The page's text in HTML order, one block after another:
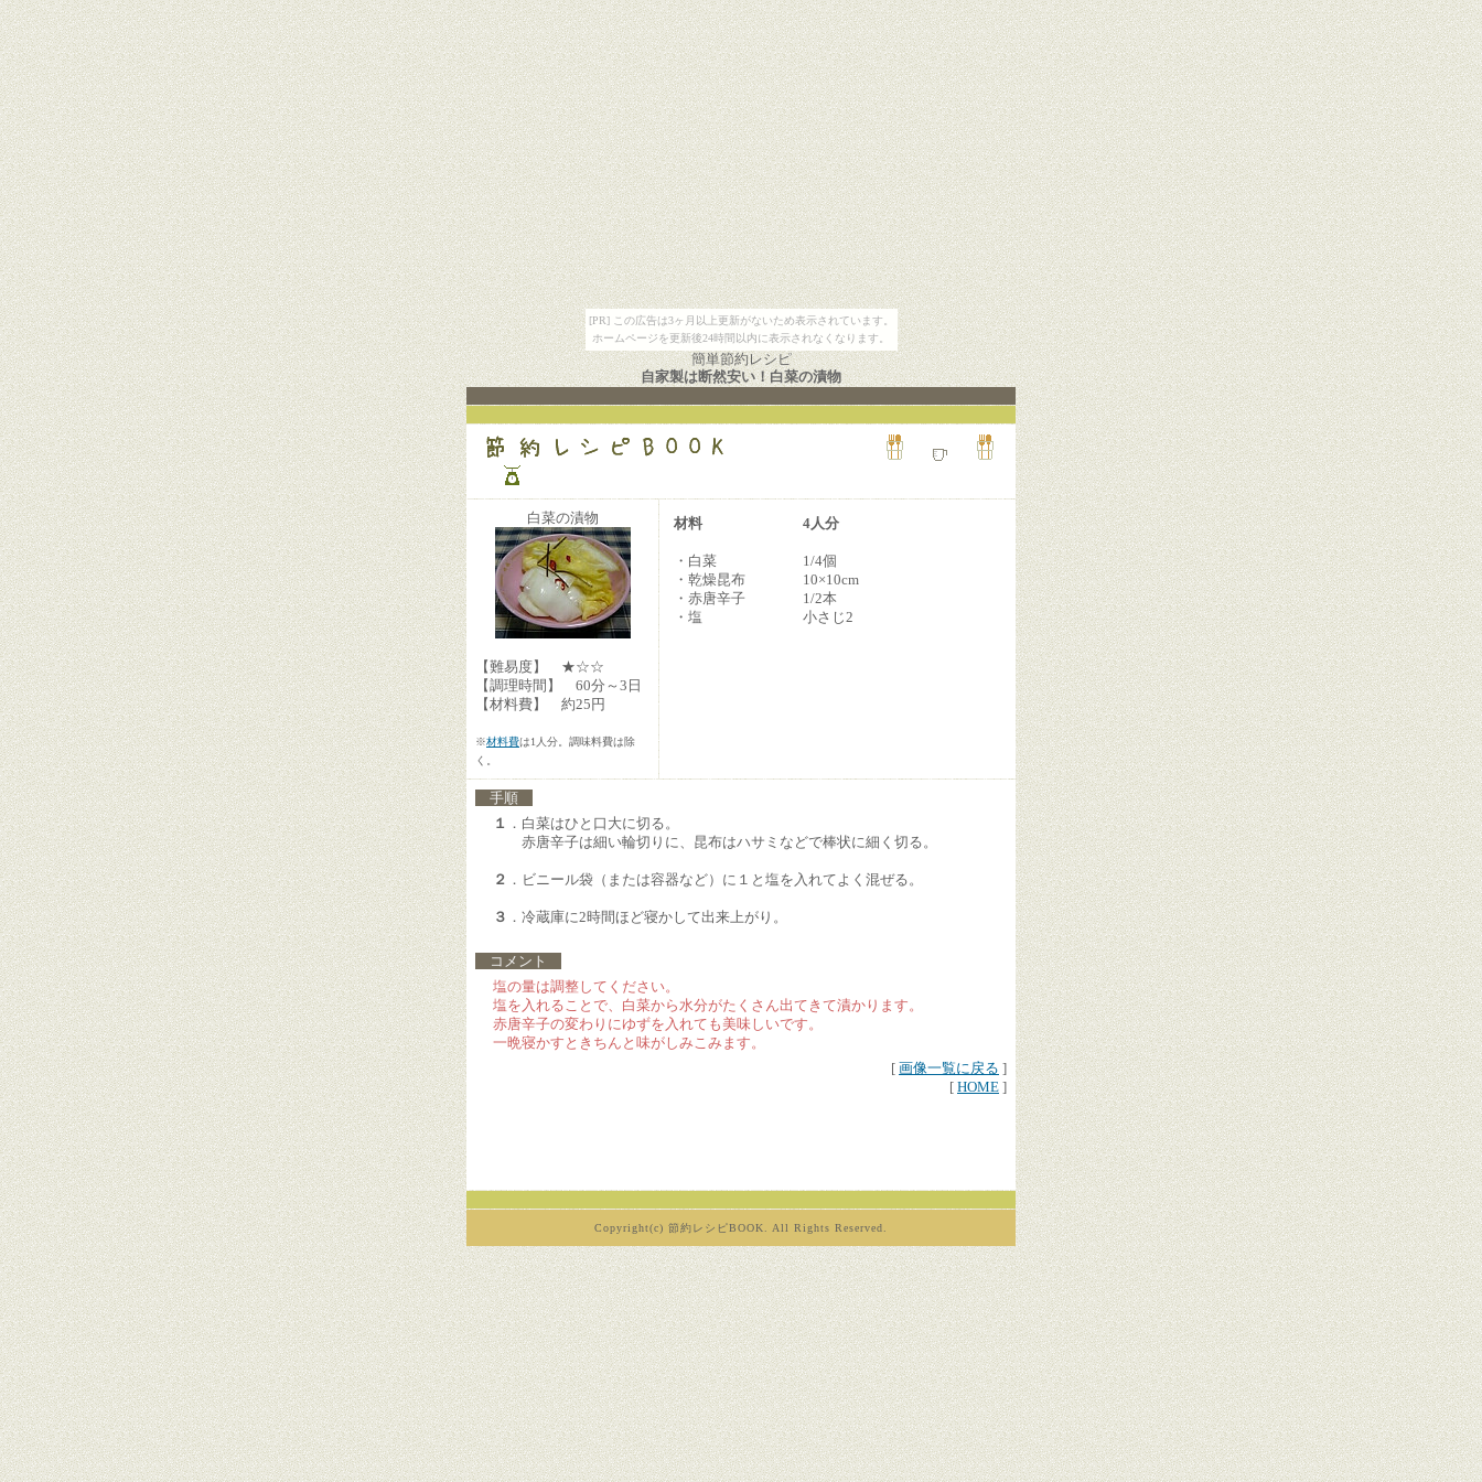
[PR] この広告は3ヶ月以上更新がないため表示されています。
ホームページを更新後24時間以内に表示されなくなります。
簡単節約レシピ
自家製は断然安い！白菜の漬物
白菜の漬物
【難易度】 ★☆☆
【調理時間】 60分～3日
【材料費】 約25円
※材料費は1人分。調味料費は除
く。
材料
・白菜
・乾燥昆布
・赤唐辛子
・塩
4人分
1/4個
10×10cm
1/2本
小さじ2
手順
１ ．白菜はひと口大に切る。
赤唐辛子は細い輪切りに、昆布はハサミなどで棒状に細く切る。
２ ．ビニール袋（または容器など）に１と塩を入れてよく混ぜる。
３ ．冷蔵庫に2時間ほど寝かして出来上がり。
コメント
塩の量は調整してください。
塩を入れることで、白菜から水分がたくさん出てきて漬かります。
赤唐辛子の変わりにゆずを入れても美味しいです。
一晩寝かすときちんと味がしみこみます。
[ 画像一覧に戻る ]
[ HOME ]
Copyright(c) 節約レシピBOOK. All Rights Reserved.